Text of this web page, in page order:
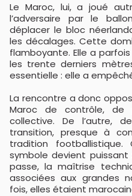
Le Maroc, lui, a joué
l’adversaire par le
déplacer le bloc
les décalages. Cette
flamboyante. Elle a
les trente derniers
essentielle : elle a
La rencontre a donc
Maroc de contrôle, de
collective. De l’autre,
transition, presque à
tradition
symbole devient puissant
passe, la maîtrise
associées aux grandes
fois, elles étaient